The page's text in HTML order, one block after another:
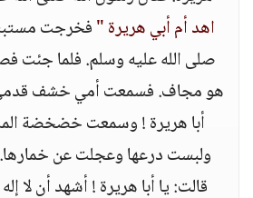
اهد أم أبي هريرة "فخرجت
صلى الله عليه وسلم. فلما جئت
هو مجاف. فسمعت أمي خشف
أبا هريرة ! وسمعت خضخضة
ولبست درعها وعجلت عن
قالت: يا أبا هريرة ! أشهد أن لا